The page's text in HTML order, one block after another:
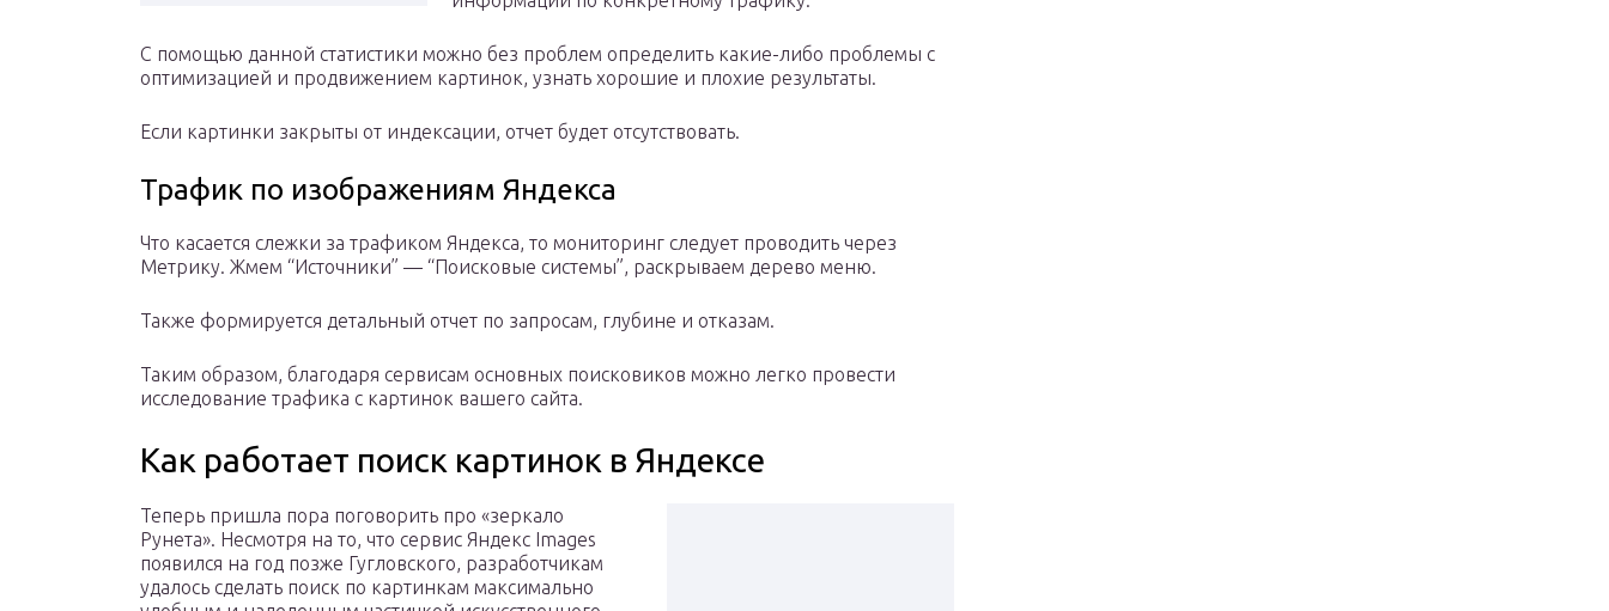
С помощью данной статистики можно без проблем определить какие-либо проблемы с
оптимизацией и продвижением картинок, узнать хорошие и плохие результаты.
Если картинки закрыты от индексации, отчет будет отсутствовать.
Трафик по изображениям Яндекса
Что касается слежки за трафиком Яндекса, то мониторинг следует проводить через
Метрику. Жмем “Источники” — “Поисковые системы”, раскрываем дерево меню.
Также формируется детальный отчет по запросам, глубине и отказам.
Таким образом, благодаря сервисам основных поисковиков можно легко провести
исследование трафика с картинок вашего сайта.
Как работает поиск картинок в Яндексе
Теперь пришла пора поговорить про «зеркало
Рунета». Несмотря на то, что сервис Яндекс Images
появился на год позже Гугловского, разработчикам
удалось сделать поиск по картинкам максимально